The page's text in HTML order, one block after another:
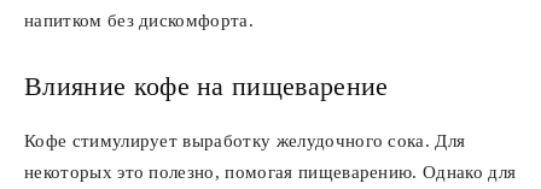
напитком без дискомфорта.
Влияние кофе на пищеварение
Кофе стимулирует выработку желудочного сока. Для
некоторых это полезно, помогая пищеварению. Однако для